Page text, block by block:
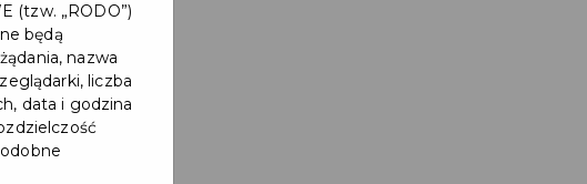
(tzw. „RODO”)
będą
nazwa
liczba
data i godzina